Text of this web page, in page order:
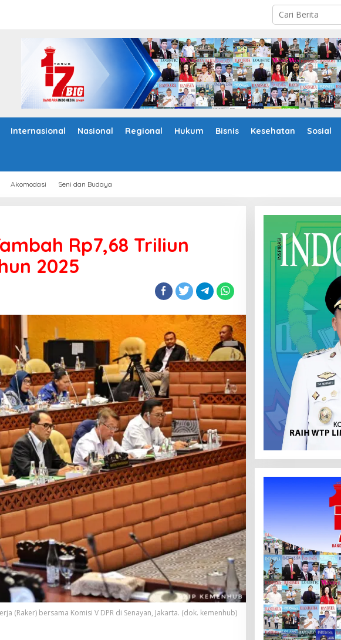
Internasional Nasional Regional Hukum Bisnis Kesehatan Sosial
Akomodasi Seni dan Budaya
Rp7,68 Triliun
2025
(Raker) bersama Komisi V DPR di Senayan, Jakarta. (dok. kemenhub)